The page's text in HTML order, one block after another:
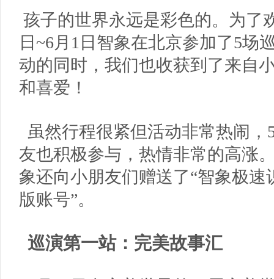
孩子的世界永远是彩色的。为了
日~6月1日智象在北京参加了5场
动的同时，我们也收获到了来自
和喜爱！
虽然行程很紧但活动非常热闹
友也积极参与，热情非常的高涨
象还向小朋友们赠送了“智象极速
版账号”。
巡演第一站：完美故事汇